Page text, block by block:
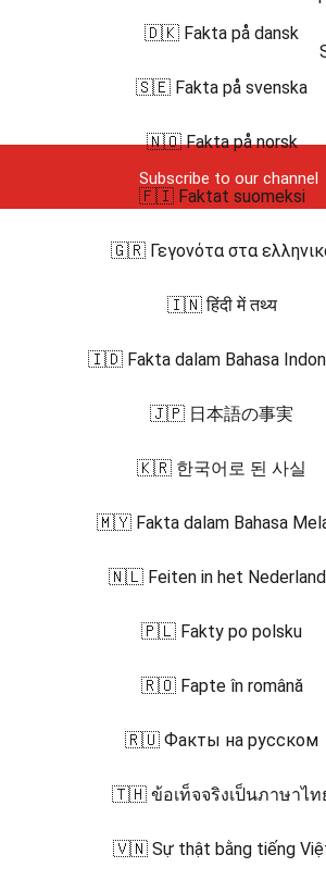
Subscribe to our channel
🇩🇰 Fakta på dansk
🇸🇪 Fakta på svenska
🇳🇴 Fakta på norsk
🇫🇮 Faktat suomeksi
🇬🇷 Γεγονότα στα
🇮🇳 हिंदी में तथ्य
🇮🇩 Fakta dalam Bahasa
🇯🇵 日本語の事実
🇰🇷 한국어로 된 사실
🇲🇾 Fakta dalam Bahasa
🇳🇱 Feiten in het
🇵🇱 Fakty po polsku
🇷🇴 Fapte în română
🇷🇺 Факты на русском
🇹🇭 ข้อเท็จจริงเป็นภาษาไท
🇻🇳 Sự thật bằng tiếng